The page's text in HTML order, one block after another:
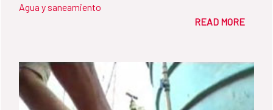
Agua y saneamiento
READ MORE